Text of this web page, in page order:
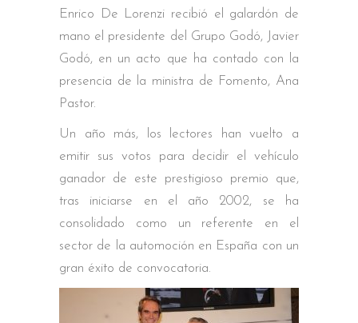
Enrico De Lorenzi recibió el galardón de
mano el presidente del Grupo Godó, Javier
Godó, en un acto que ha contado con la
presencia de la ministra de Fomento, Ana
Pastor.
Un año más, los lectores han vuelto a
emitir sus votos para decidir el vehículo
ganador de este prestigioso premio que,
tras iniciarse en el año 2002, se ha
consolidado como un referente en el
sector de la automoción en España con un
gran éxito de convocatoria.